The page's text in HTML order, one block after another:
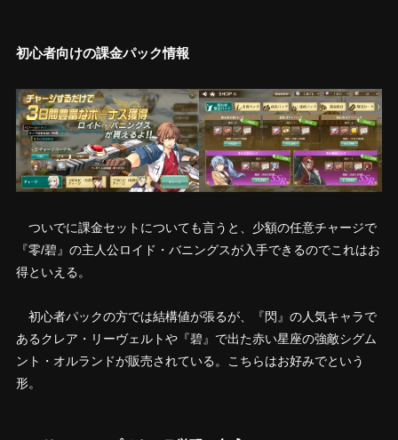
初心者向けの課金パック情報
ついでに課金セットについても言うと、少額の任意チャージで
『零/碧』の主人公ロイド・バニングスが入手できるのでこれはお
得といえる。
初心者パックの方では結構値が張るが、『閃』の人気キャラで
あるクレア・リーヴェルトや『碧』で出た赤い星座の強敵シグム
ント・オルランドが販売されている。こちらはお好みでという
形。